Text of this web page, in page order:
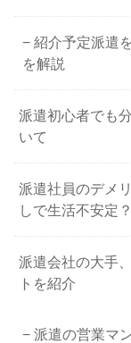
紹介予定派遣
を解説
派遣初心者でも
いて
派遣社員のデメ
しで生活不安定？
派遣会社の大手
トを紹介
派遣の営業マ